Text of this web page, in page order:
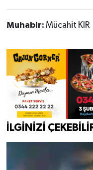
Muhabir: Mücahit KIR